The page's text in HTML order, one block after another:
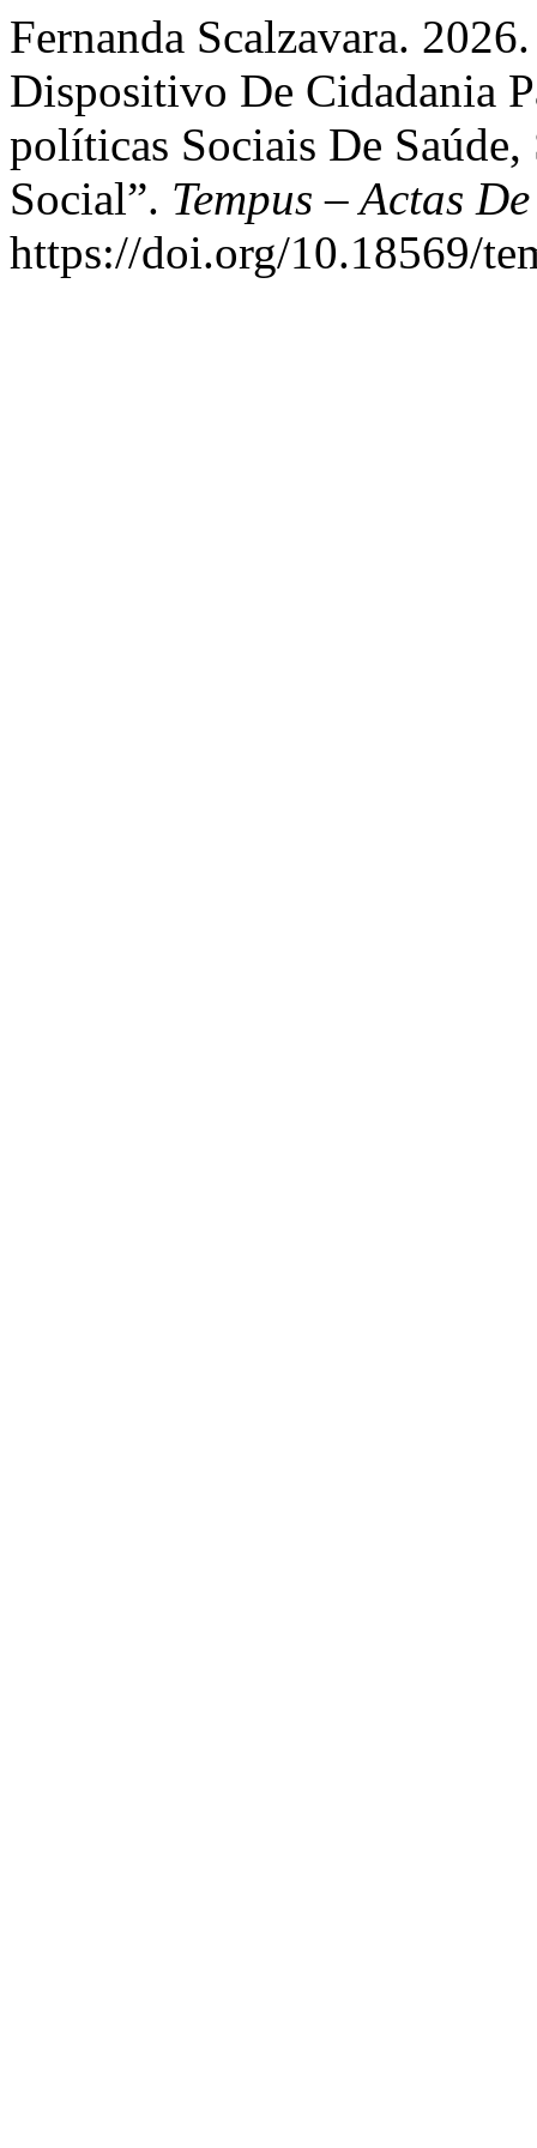
Fernanda Scalzavara.
Dispositivo De Cidadania
políticas Sociais De
Social”. Tempus – Actas
https://doi.org/10.18569/